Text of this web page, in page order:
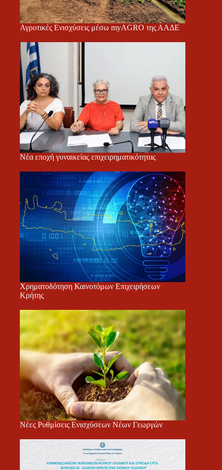
Αγροτικές Ενισχύσεις μέσω myAGRO της ΑΑΔΕ
Νέα εποχή γυναικείας επιχειρηματικότητας
Χρηματοδότηση Καινοτόμων Επιχειρήσεων
Κρήτης
Νέες Ρυθμίσεις Ενισχύσεων Νέων Γεωργών